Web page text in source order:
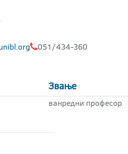
051/434-360
Звање
ванредни професор